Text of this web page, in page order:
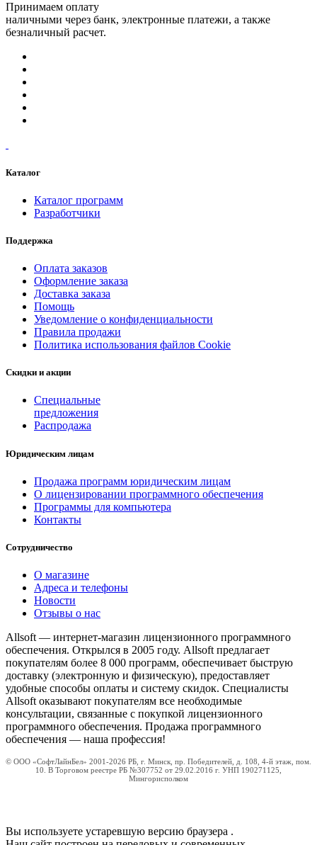
Принимаем оплату
наличными через банк, электронные платежи, а также
безналичный расчет.
Каталог
Каталог программ
Разработчики
Поддержка
Оплата заказов
Оформление заказа
Доставка заказа
Помощь
Уведомление о конфиденциальности
Правила продажи
Политика использования файлов Cookie
Скидки и акции
Специальные
предложения
Распродажа
Юридическим лицам
Продажа программ юридическим лицам
О лицензировании программного обеспечения
Программы для компьютера
Контакты
Сотрудничество
О магазине
Адреса и телефоны
Новости
Отзывы о нас
Allsoft — интернет-магазин лицензионного программного
обеспечения. Открылся в 2005 году. Allsoft предлагает
покупателям более 8 000 программ, обеспечивает быструю
доставку (электронную и физическую), предоставляет
удобные способы оплаты и систему скидок. Специалисты
Allsoft оказывают покупателям все необходимые
консультации, связанные с покупкой лицензионного
программного обеспечения. Продажа программного
обеспечения — наша профессия!
© ООО «СофтЛайнБел» 2001-2026 РБ, г. Минск, пр. Победителей, д. 108, 4-й этаж, пом.
10. В Торговом реестре РБ №307752 от 29.02.2016 г. УНП 190271125,
Мингорисполком
Вы используете устаревшую версию браузера .